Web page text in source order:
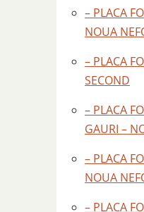
– PLACA
NOUA
– PLACA
SECOND
– PLACA
GAURI –
– PLACA
NOUA
– PLACA